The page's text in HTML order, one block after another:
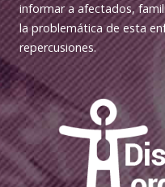
informar a afectados,
la problemática de esta
repercusiones.